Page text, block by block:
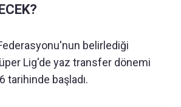
belirlediği
Lig'de yaz transfer dönemi
tarihinde başladı.